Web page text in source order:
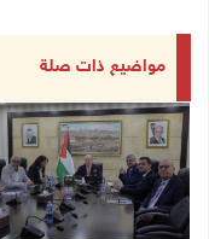
مواضيع ذات صلة